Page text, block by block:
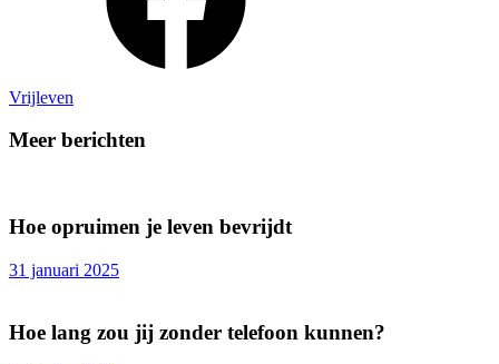
Vrijleven
Meer berichten
Hoe opruimen je leven bevrijdt
31 januari 2025
Hoe lang zou jij zonder telefoon kunnen?